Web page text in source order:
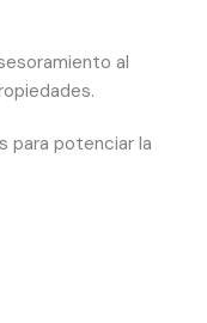
al
para potenciar la